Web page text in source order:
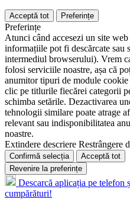
Acceptă tot Preferințe
Preferințe
Atunci când accesezi un site
informațiile pot fi descărcate sau
intermediul browserului). Vrem
folosi serviciile noastre, așa că
anumitor tipuri de module
clic pe titlurile fiecărei categorii
schimba setările. Dezactivarea
tehnologii similare poate atrage
relevant sau indisponibilitatea
noastre.
Extindere descriere Restrângere
Confirmă selecția
Acceptă tot
Revenire la preferințe
Descarcă aplicația pe telefon
cumpărături!